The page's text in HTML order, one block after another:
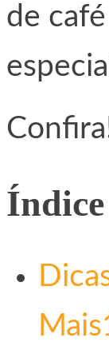
de
Índice